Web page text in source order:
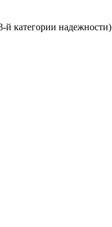
й категории